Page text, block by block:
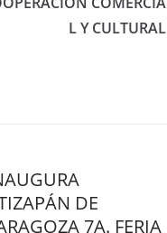
L Y CULTURAL
DE
7A. FERIA